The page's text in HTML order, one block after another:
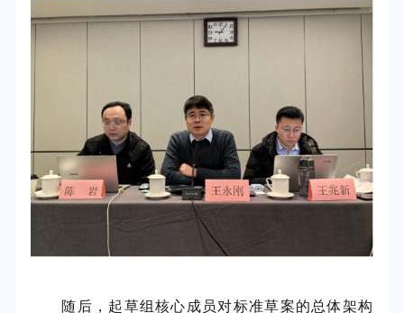
随后，起草组核心成员对标准草案的总体架构